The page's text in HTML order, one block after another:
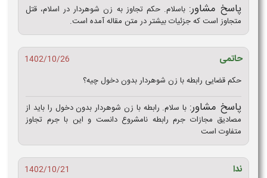
پاسخ مشاور: باسلام. حکم تجاوز به زن شوهردار در اسلام، قتل
متجاوز است که جزئیات بیشتر در متن مقاله آمده است.
حاتمی
1402/10/26
حکم قضایی رابطه با زن شوهردار بدون دخول چیه؟
پاسخ مشاور: با سلام. رابطه با زن شوهردار بدون دخول را باید از
مصادیق مجازات جرم رابطه نامشروع دانست و این با جرم تجاوز
متفاوت است
ندا
1402/10/21